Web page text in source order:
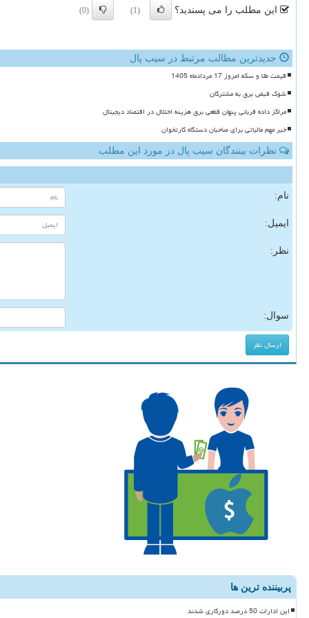
این مطلب را می پسندید؟ (1)
(0)
جدیدترین مطالب مرتبط در سیب پال
قیمت طلا و سکه امروز 17 مردادماه 1405
شوک قبض برق به مشترکان
مراکز داده قربانی پنهان قطعی برق هزینه اختلال در اقتصاد دیجیتال
خبر مهم مالیاتی برای صاحبان دستگاه کارتخوان
نظرات بینندگان سیب پال در مورد این مطلب
نام:
ایمیل:
نظر:
سوال:
پربیننده ترین ها
این ادارات 50 درصد دورکاری شدند